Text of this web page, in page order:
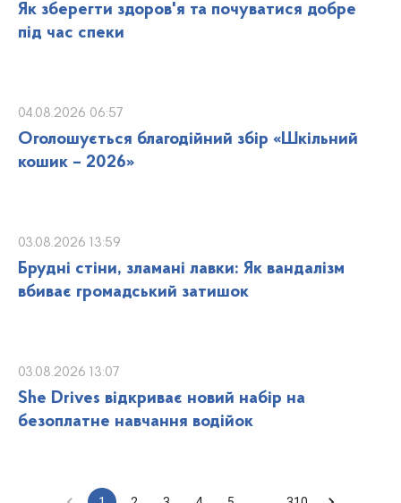
Як зберегти здоров'я та почуватися добре
під час спеки
Оголошується благодійний збір «Шкільний
кошик – 2026»
04.08.2026 06:57
Брудні стіни, зламані лавки: Як вандалізм
вбиває громадський затишок
03.08.2026 13:59
She Drives відкриває новий набір на
безоплатне навчання водійок
03.08.2026 13:07